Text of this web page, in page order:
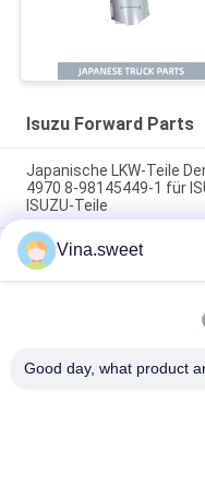
Isuzu Forward Parts
Japanische LKW-Teile
4970 8-98145449-1 für
ISUZU-Teile
70-mm-
09003 Verwendung der
FVR 6HK1 Isuzu-LKW-
Turbolader 8-97604975-
Vina.sweet
Good day, what product